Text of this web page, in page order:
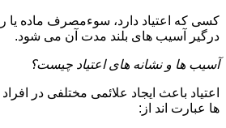
کسی که اعتیاد دارد، سوءمصرف ماده یا
درگیر آسیب های بلند مدت آن می شود.
آسیب ها و نشانه های اعتیاد چیست؟
اعتیاد باعث ایجاد علائمی مختلفی در
ها عبارت اند از: